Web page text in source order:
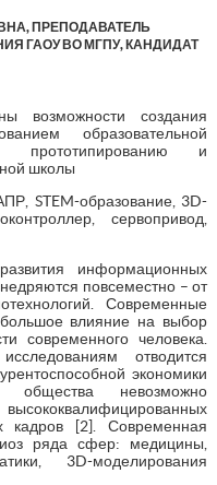
ПРЕПОДАВАТЕЛЬ
ГАОУ ВО МГПУ, КАНДИДАТ
возможности создания
образовательной
прототипированию и
школы
STEM-образование, 3D-
сервопривод,
информационных
повсеместно – от
Современные
большое влияние на выбор
современного человека.
отводится
экономики
общества невозможно
кадров [2]. Современная
ряда сфер: медицины,
3D-моделирования